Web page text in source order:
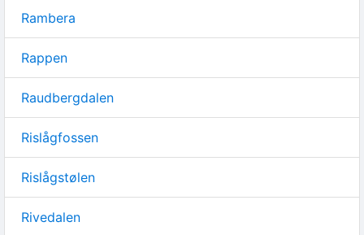
Rambera
Rappen
Raudbergdalen
Rislågfossen
Rislågstølen
Rivedalen